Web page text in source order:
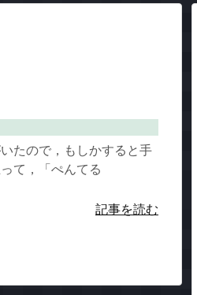
たので，もしかすると手
て，「ぺんてる
記事を読む